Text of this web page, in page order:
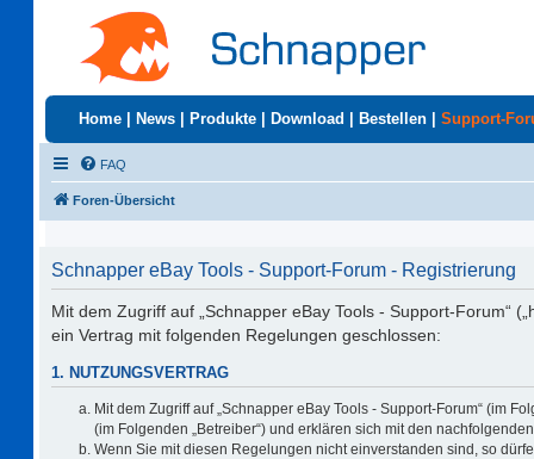
Home News Produkte Download Bestellen Support-
FAQ
Foren-Übersicht
Schnapper eBay Tools - Support-Forum - Registrierung
Mit dem Zugriff auf „Schnapper eBay Tools - Support-Forum“
ein Vertrag mit folgenden Regelungen geschlossen:
1. NUTZUNGSVERTRAG
Mit dem Zugriff auf „Schnapper eBay Tools - Support-Forum“ (im
(im Folgenden „Betreiber“) und erklären sich mit den
Wenn Sie mit diesen Regelungen nicht einverstanden sind, so